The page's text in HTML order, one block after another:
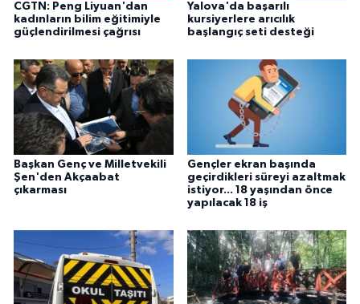
CGTN: Peng Liyuan'dan
kadınların bilim eğitimiyle
güçlendirilmesi çağrısı
Yalova'da başarılı
kursiyerlere arıcılık
başlangıç seti desteği
Başkan Genç ve Milletvekili
Şen'den Akçaabat
çıkarması
Gençler ekran başında
geçirdikleri süreyi azaltmak
istiyor... 18 yaşından önce
yapılacak 18 iş